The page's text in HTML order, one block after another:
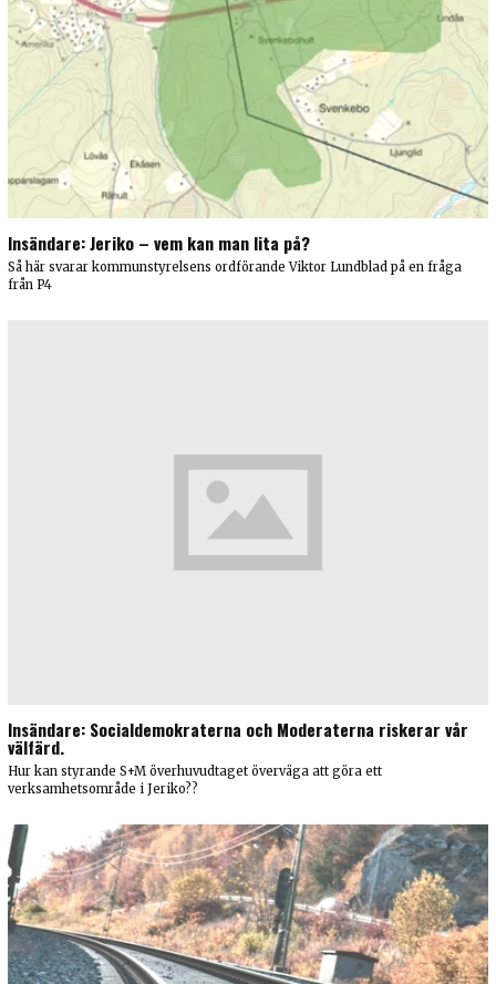
Insändare: Jeriko – vem kan man lita på?
Så här svarar kommunstyrelsens ordförande Viktor Lundblad på en fråga
från P4
Insändare: Socialdemokraterna och Moderaterna riskerar vår
välfärd.
Hur kan styrande S+M överhuvudtaget överväga att göra ett
verksamhetsområde i Jeriko??